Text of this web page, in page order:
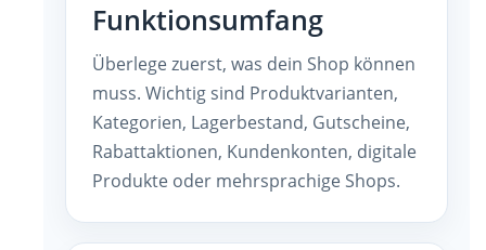
Funktionsumfang
Überlege zuerst, was dein Shop können
muss. Wichtig sind Produktvarianten,
Kategorien, Lagerbestand, Gutscheine,
Rabattaktionen, Kundenkonten, digitale
Produkte oder mehrsprachige Shops.